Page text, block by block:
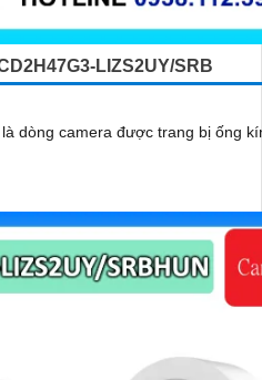
LIZS2UY/SRB
dòng camera được trang bị ống